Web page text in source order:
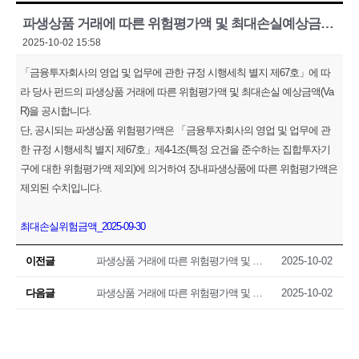
파생상품 거래에 따른 위험평가액 및 최대손실예상금액(VaR) 공시(2025.09.30)
2025-10-02 15:58
「금융투자회사의 영업 및 업무에 관한 규정 시행세칙 별지 제67호」에 따
라 당사 펀드의 파생상품 거래에 따른 위험평가액 및 최대손실 예상금액(Va
R)을 공시합니다.
단, 공시되는 파생상품 위험평가액은 「금융투자회사의 영업 및 업무에 관
한 규정 시행세칙 별지 제67호」제4-1조(특정 요건을 준수하는 집합투자기
구에 대한 위험평가액 제외)에 의거하여 장내파생상품에 따른 위험평가액은
제외된 수치입니다.
최대손실위험금액_2025-09-30
이전글 파생상품 거래에 따른 위험평가액 및 최대손실예상금액(VaR) 공시(2025.09.29) 2025-10-02
다음글 파생상품 거래에 따른 위험평가액 및 최대손실예상금액(VaR) 공시(2025.10.01) 2025-10-02